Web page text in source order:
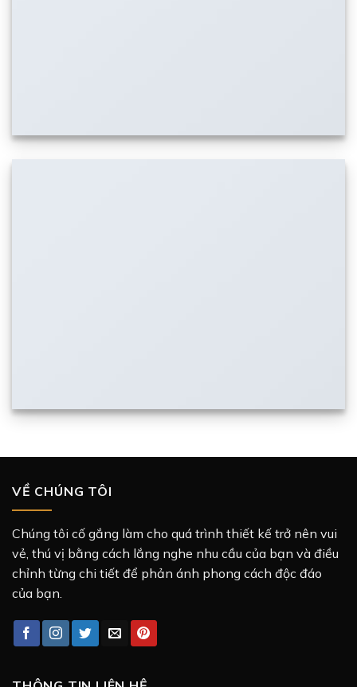
VỀ CHÚNG TÔI
Chúng tôi cố gắng làm cho quá trình thiết kế trở nên vui
vẻ, thú vị bằng cách lắng nghe nhu cầu của bạn và điều
chỉnh từng chi tiết để phản ánh phong cách độc đáo
của bạn.